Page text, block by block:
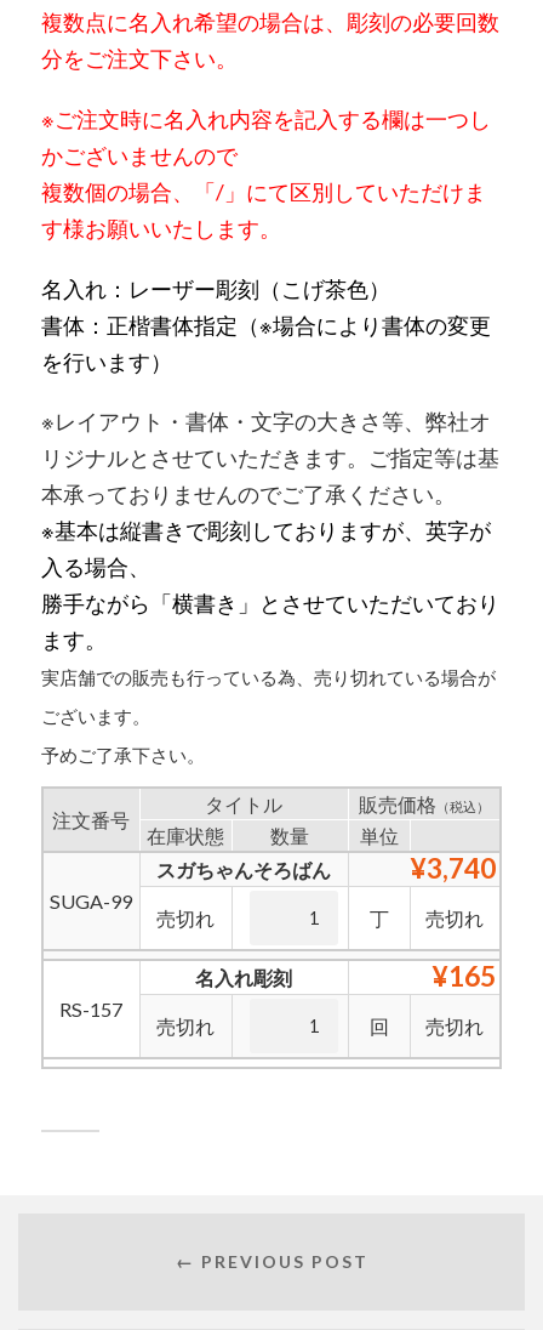
複数点に名入れ希望の場合は、彫刻の必要回数
分をご注文下さい。
※ご注文時に名入れ内容を記入する欄は一つし
かございませんので
複数個の場合、「/」にて区別していただけま
す様お願いいたします。
名入れ：レーザー彫刻（こげ茶色）
書体：正楷書体指定（※場合により書体の変更
を行います）
※レイアウト・書体・文字の大きさ等、弊社オ
リジナルとさせていただきます。ご指定等は基
本承っておりませんのでご了承ください。
※基本は縦書きで彫刻しておりますが、 英字が
入る場合、
勝手ながら「横書き」とさせていただいており
ます。
実店舗での販売も行っている為、売り切れている場合が
ございます。
予めご了承下さい。
注文番号
タイトル 販売価格 （税込）
在庫状態 数量 単位
SUGA-99
スガちゃんそろばん ¥3,740
売切れ 丁 売切れ
RS-157
名入れ彫刻 ¥165
売切れ 回 売切れ
← PREVIOUS POST